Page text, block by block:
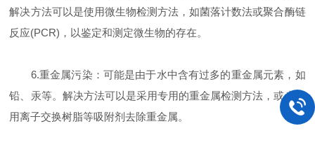
解决方法可以是使用微生物检测方法，如菌落计数法或聚合酶链
反应(PCR)，以鉴定和测定微生物的存在。
6.重金属污染：可能是由于水中含有过多的重金属元素，如
铅、汞等。解决方法可以是采用专用的重金属检测方法，或者使
用离子交换树脂等吸附剂去除重金属。